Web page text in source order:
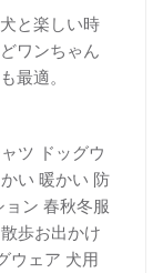
と楽しい時
ワンちゃん
最適。
ツ ドッグウ
い 暖かい 防
ン 春秋冬服
歩お出かけ
ウェア 犬用